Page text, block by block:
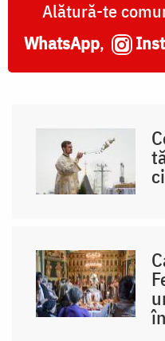
Alătură-te
WhatsApp,